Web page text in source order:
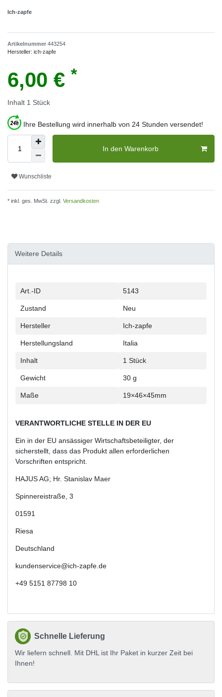
Ich-zapfe
Artikelnummer 443254
Hersteller: ich-zapfe
6,00 € *
Inhalt 1 Stück
Ihre Bestellung wird innerhalb von 24 Stunden versendet!
In den Warenkorb
Wunschliste
* inkl. ges. MwSt. zzgl. Versandkosten
Weitere Details
Technisches
Wert
Art.-ID 5143
Zustand Neu
Hersteller Ich-zapfe
Herstellungsland Italia
Inhalt 1 Stück
Gewicht 30 g
Maße 19×46×45mm
VERANTWORTLICHE STELLE IN DER EU
Ein in der EU ansässiger Wirtschaftsbeteiligter, der
sicherstellt, dass das Produkt allen erforderlichen
Vorschriften entspricht.
HAJUS AG; Hr. Stanislav Maer
Spinnereistraße 3
01591
Riesa
Deutschland
kundenservice@ich-zapfe.de
+49 5151 87798 10
Schnelle Lieferung
Wir liefern schnell. Mit DHL ist Ihr Paket in kurzer Zeit bei
Ihnen!